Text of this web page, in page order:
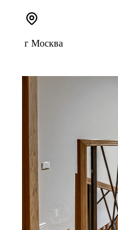
предоставляющее с...
г Москва